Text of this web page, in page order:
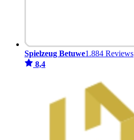
Spielzeug Betuwe1.884 Reviews
8,4